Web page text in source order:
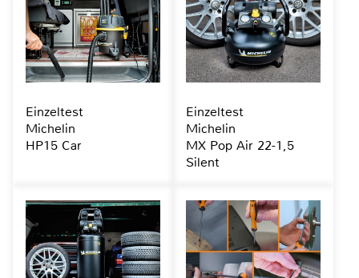
Einzeltest
Michelin
HP15 Car
Einzeltest
Michelin
MX Pop Air 22-1,5
Silent